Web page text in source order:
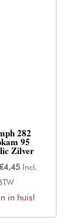
282
95
Zilver
4,45Huidige
is:
Incl.
in huis!